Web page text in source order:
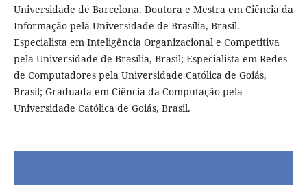
Universidade de Barcelona. Doutora e Mestra em Ciência da
Informação pela Universidade de Brasília, Brasil.
Especialista em Inteligência Organizacional e Competitiva
pela Universidade de Brasília, Brasil; Especialista em Redes
de Computadores pela Universidade Católica de Goiás,
Brasil; Graduada em Ciência da Computação pela
Universidade Católica de Goiás, Brasil.